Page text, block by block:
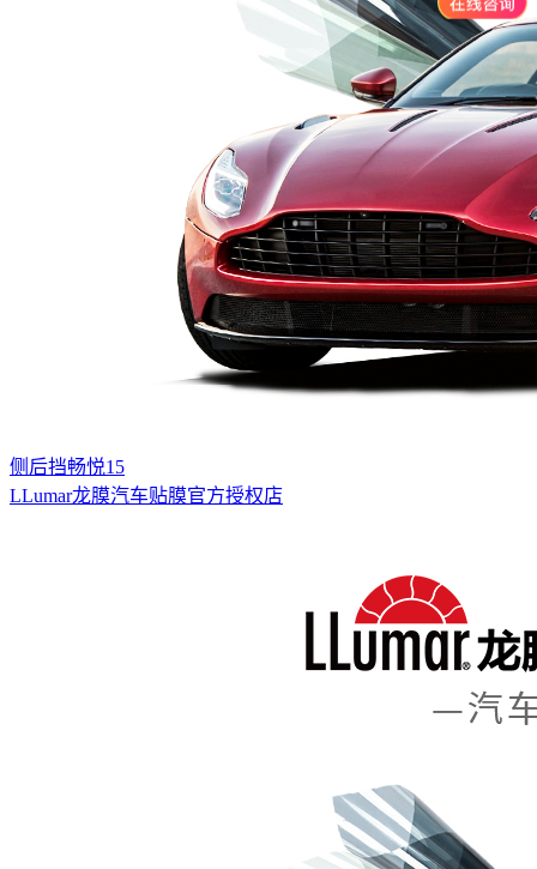
侧后挡畅悦15
LLumar龙膜汽车贴膜官方授权店